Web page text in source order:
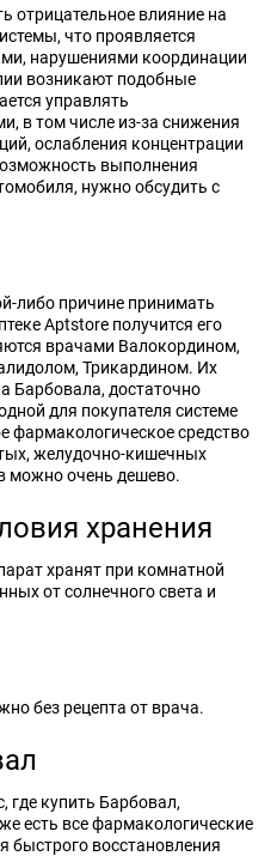
отрицательное влияние на
что проявляется
нарушениями координации
возникают подобные
управлять
в том числе из-за снижения
ослабления концентрации
выполнения
нужно обсудить с
либо причине принимать
Aptstore получится его
врачами Валокордином,
Трикардином. Их
Барбовала, достаточно
для покупателя системе
фармакологическое средство
желудочно-кишечных
можно очень дешево.
хранения
хранят при комнатной
от солнечного света и
без рецепта от врача.
где купить Барбовал,
есть все фармакологические
быстрого восстановления